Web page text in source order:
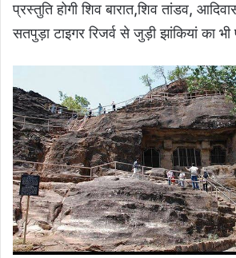
प्रस्तुति होगी शिव बारात,शिव तांडव,
सतपुड़ा टाइगर रिजर्व से जुड़ी झांकियां का भी